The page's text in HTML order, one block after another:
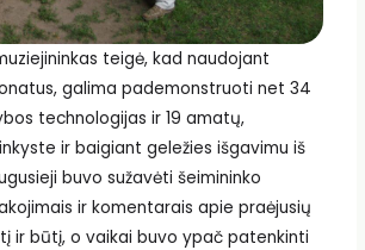
teigė, kad naudojant
galima pademonstruoti net 34
technologijas ir 19 amatų,
ir baigiant geležies išgavimu iš
buvo sužavėti šeimininko
ir komentarais apie praėjusių
ir būtį, o vaikai buvo ypač patenkinti